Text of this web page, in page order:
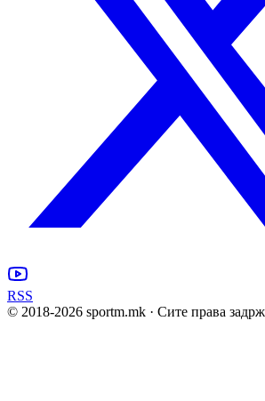
RSS
© 2018-2026 sportm.mk · Сите права